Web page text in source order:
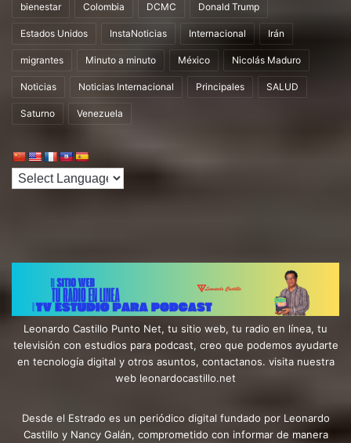
bienestar Colombia DCMC Donald Trump
Estados Unidos InstaNoticias Internacional Irán
migrantes Minuto a minuto México Nicolás Maduro
Noticias Noticias Internacional Principales SALUD
Saturno Venezuela
Leonardo Castillo Punto Net, tu sitio web, tu radio en línea, tu
televisión con estudios para podcast, creo que podemos ayudarte
en tecnología digital y otros asuntos, contactanos. visita nuestra
web leonardocastillo.net
Desde el Estrado es un periódico digital fundado por Leonardo
Castillo y Nancy Galán, comprometido con informar de manera